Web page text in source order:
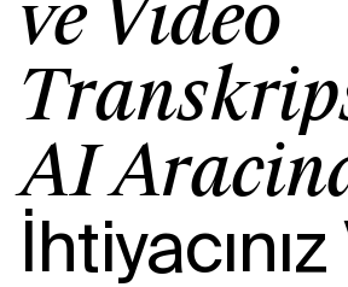
ve Video
AI